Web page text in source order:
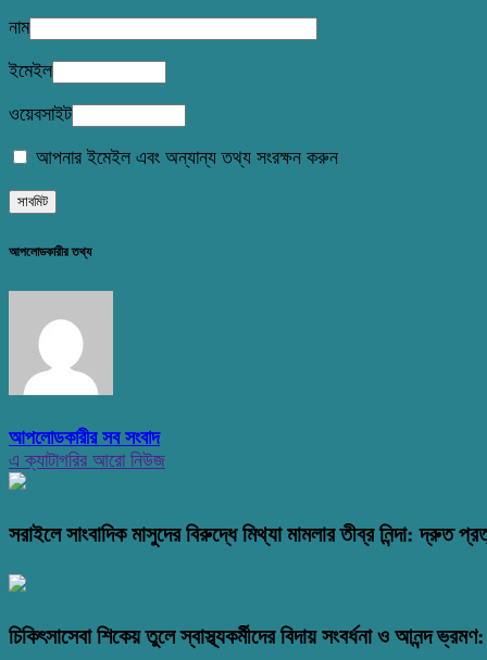
নাম
ইমেইল
ওয়েবসাইট
আপনার ইমেইল এবং অন্যান্য তথ্য সংরক্ষন করুন
আপলোডকারীর তথ্য
আপলোডকারীর সব সংবাদ
এ ক্যাটাগরির আরো নিউজ
সরাইলে সাংবাদিক মাসুদের বিরুদ্ধে মিথ্যা মামলার তীব্র নিন্দা: দ্রুত
চিকিৎসাসেবা শিকেয় তুলে স্বাস্থ্যকর্মীদের বিদায় সংবর্ধনা ও আনন্দ